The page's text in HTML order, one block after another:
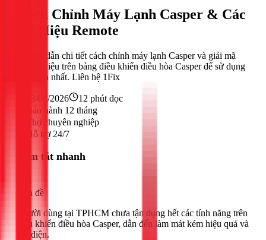
Cách Chỉnh Máy Lạnh Casper & Các
Ký Hiệu Remote
Hướng dẫn chi tiết cách chỉnh máy lạnh Casper và giải mã
các ký hiệu trên bảng điều khiển điều hòa Casper để sử dụng
hiệu quả nhất. Liên hệ 1Fix
03/08/2026 12 phút đọc
Bảo hành 12 tháng
Thợ chuyên nghiệp
Hỗ trợ 24/7
Tóm tắt nhanh
Vấn đề
Người dùng tại TPHCM chưa tận dụng hết các tính năng trên
điều khiển điều hòa Casper, dẫn đến làm mát kém hiệu quả và
tốn điện.